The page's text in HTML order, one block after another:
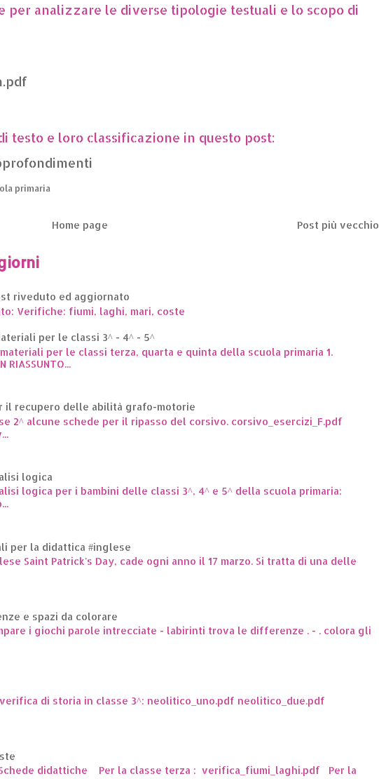
per analizzare le diverse tipologie testuali e lo scopo di
testo e loro classificazione in questo post:
primaria
Post più vecchio
Home page
riveduto ed aggiornato
Verifiche: fiumi, laghi, mari, coste
per le classi 3^ - 4^ - 5^
per le classi terza, quarta e quinta della scuola primaria 1.
RIASSUNTO...
il recupero delle abilità grafo-motorie
alcune schede per il ripasso del corsivo. corsivo_esercizi_F.pdf
logica
logica per i bambini delle classi 3^, 4^ e 5^ della scuola primaria:
per la didattica #inglese
Saint Patrick's Day, cade ogni anno il 17 marzo. Si tratta di una delle
e spazi da colorare
i giochi parole intrecciate - labirinti trova le differenze . - . colora gli
di storia in classe 3^: neolitico_uno.pdf neolitico_due.pdf
didattiche Per la classe terza : verifica_fiumi_laghi.pdf Per la